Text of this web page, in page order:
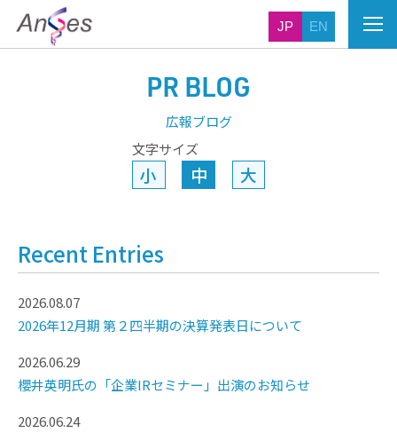
JP EN
PR BLOG
広報ブログ
文字サイズ
小 中 大
Recent Entries
2026.08.07
2026年12月期 第２四半期の決算発表日について
2026.06.29
櫻井英明氏の「企業IRセミナー」出演のお知らせ
2026.06.24